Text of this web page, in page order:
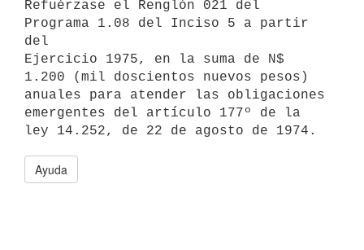
Refuérzase el Renglón 021 del
Programa 1.08 del Inciso 5 a partir
del
Ejercicio 1975, en la suma de N$
1.200 (mil doscientos nuevos pesos)
anuales para atender las obligaciones
emergentes del artículo 177º de la
Ayuda